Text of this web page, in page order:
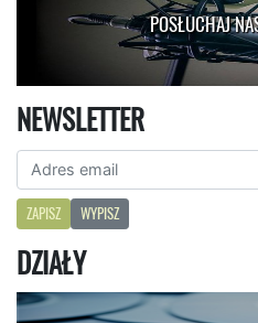
POSŁUCHAJ
NEWSLETTER
ZAPISZ WYPISZ
DZIAŁY